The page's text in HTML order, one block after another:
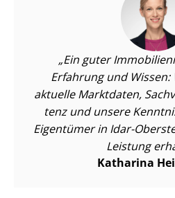
Ein guter
Erfahrung und
aktuelle Marktdaten,
tenz und unsere
Eigentümer in Idar-
Leistung
Katharina